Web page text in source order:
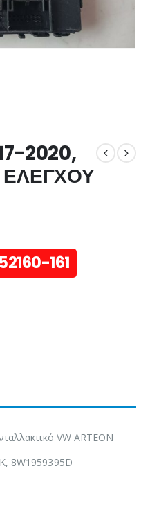
2020,
161
VW ARTEON
8W1959395D